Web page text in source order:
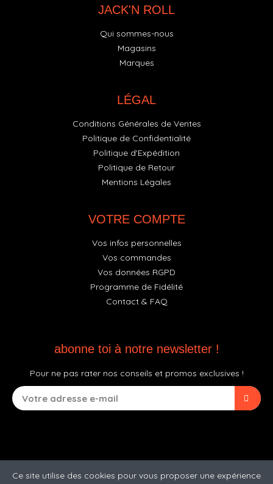
JACK'N ROLL
Qui sommes-nous
Magasins
Marques
LÉGAL
Conditions Générales de Ventes
Politique de Confidentialité
Politique d'Expédition
Politique de Retour
Mentions Légales
VOTRE COMPTE
Vos infos personnelles
Vos commandes
Vos données RGPD
Programme de Fidélité
Contact & FAQ
abonne toi à notre newsletter !
Pour ne pas rater nos conseils et promos exclusives !
Ce site utilise des cookies pour vous proposer une expérience